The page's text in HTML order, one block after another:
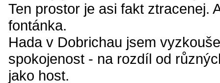
Ten prostor je asi fakt ztracenej.
fontánka.
Hada v Dobrichau jsem
spokojenost - na rozdíl od
jako host.